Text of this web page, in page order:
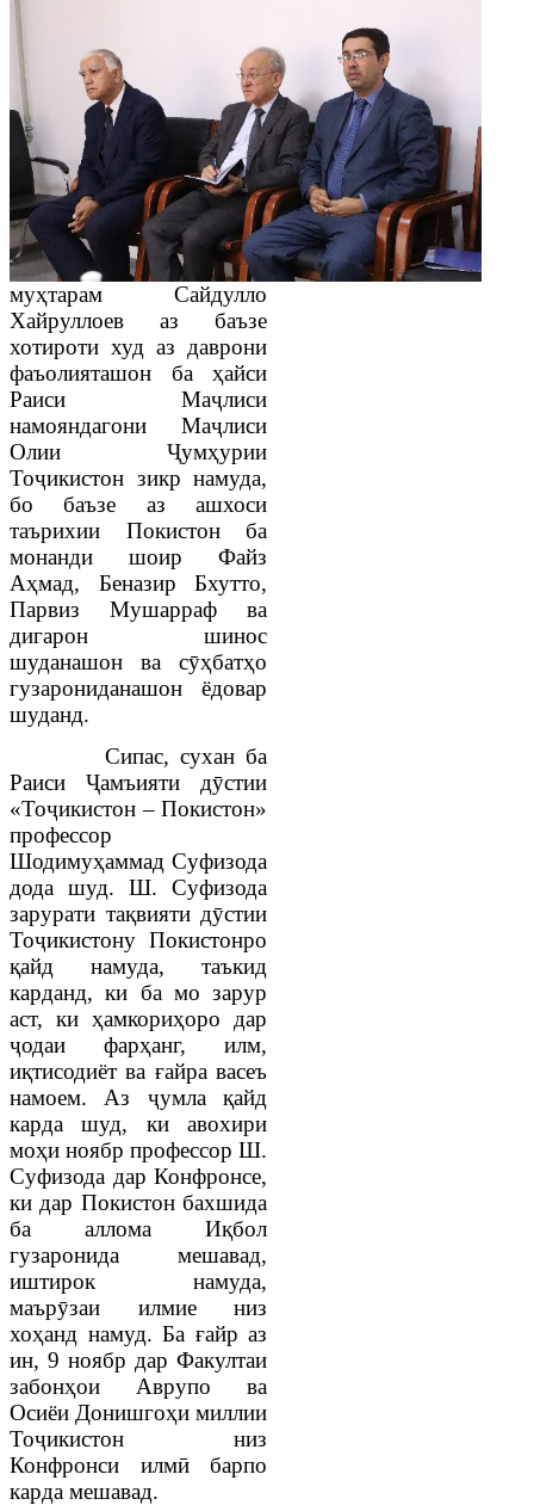
муҳтарам Сайдулло
Хайруллоев аз баъзе
хотироти худ аз даврони
фаъолияташон ба ҳайси
Раиси Маҷлиси
намояндагони Маҷлиси
Олии Ҷумҳурии
Тоҷикистон зикр намуда,
бо баъзе аз ашхоси
таърихии Покистон ба
монанди шоир Файз
Аҳмад, Беназир Бхутто,
Парвиз Мушарраф ва
дигарон шинос
шуданашон ва сӯҳбатҳо
гузарониданашон ёдовар
шуданд.
Сипас, сухан ба
Раиси Ҷамъияти дӯстии
«Тоҷикистон – Покистон»
профессор
Шодимуҳаммад Суфизода
дода шуд. Ш. Суфизода
зарурати тақвияти дӯстии
Тоҷикистону Покистонро
қайд намуда, таъкид
карданд, ки ба мо зарур
аст, ки ҳамкориҳоро дар
ҷодаи фарҳанг, илм,
иқтисодиёт ва ғайра васеъ
намоем. Аз ҷумла қайд
карда шуд, ки авохири
моҳи ноябр профессор Ш.
Суфизода дар Конфронсе,
ки дар Покистон бахшида
ба аллома Иқбол
гузаронида мешавад,
иштирок намуда,
маърӯзаи илмие низ
хоҳанд намуд. Ба ғайр аз
ин, 9 ноябр дар Факултаи
забонҳои Аврупо ва
Осиёи Донишгоҳи миллии
Тоҷикистон низ
Конфронси илмӣ барпо
карда мешавад.